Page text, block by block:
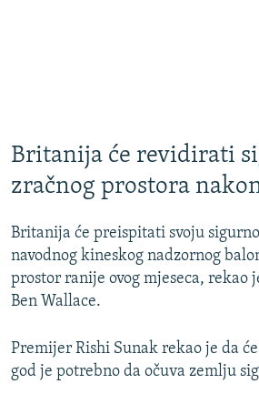
Britanija će revidirati
zračnog prostora
Britanija će preispitati svoju
navodnog kineskog nadzornog
prostor ranije ovog mjeseca, rekao
Ben Wallace.
Premijer Rishi Sunak rekao je da
god je potrebno da očuva zemlju